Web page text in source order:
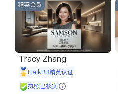
精英会员
Tracy Zhang
iTalkBB精英认证
执照已核实